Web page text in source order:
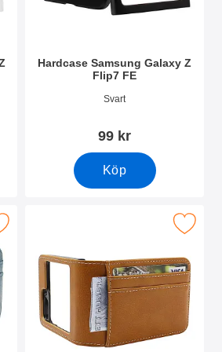
Hardcase Samsung Galaxy Z
Flip7 FE
Svart
99 kr
Köp
Z Flip7 FE som favorit
Makera mobilwallet Samsung